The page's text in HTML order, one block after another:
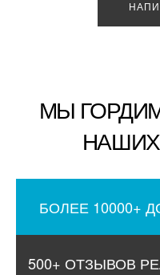
МЫ
БОЛЕЕ 10000+
500+ ОТЗЫВОВ